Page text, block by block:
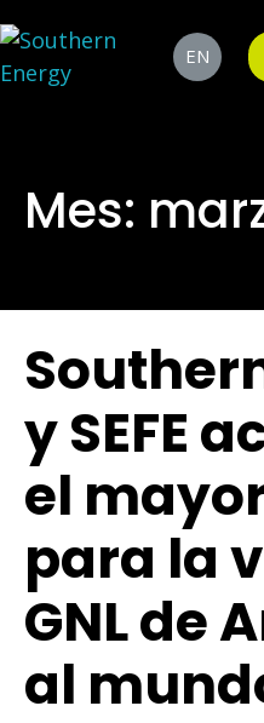
EN
Mes:
y SEFE
el
para la
GNL de
al